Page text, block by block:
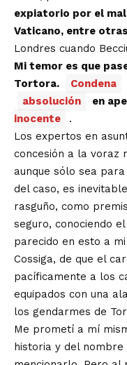
expiatorio por el
Vaticano, entre
Londres cuando
Mi temor es que
Tortora.
Condena
absolución
en
inocente
.
Los expertos en
concesión a la voraz
aunque sólo sea
del caso, es
rasguño, como
seguro, conociendo
parecido en esto a
Cossiga, de que el
pacíficamente a los
equipados con una
los gendarmes de
Me prometí a mí
historia y del